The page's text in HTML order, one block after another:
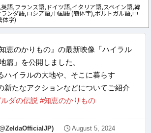
語,フランス語,ドイツ語,イタリア語,スペイン語,韓
ンダ語,ロシア語,中国語 (簡体字),ポルトガル語,中
体字)
恵のかりもの』の最新映像「ハイラル
篇」を公開しました。
ハイラルの大地や、そこに暮らす
新たなアクションなどについてご紹介
ダの伝説 #知恵のかりもの
August 5, 2024